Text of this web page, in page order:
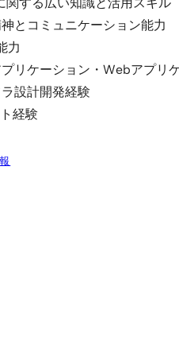
とコミュニケーション能力
力
リケーション・Webアプリ
設計開発経験
経験